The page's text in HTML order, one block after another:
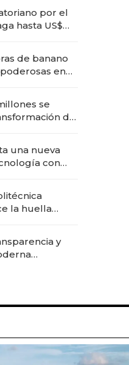
por el
hasta US$
de banano
en
se
de
una nueva
con
la huella
y